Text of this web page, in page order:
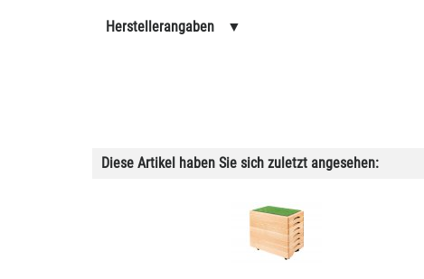
Herstellerangaben ▼
Diese Artikel haben Sie sich zuletzt angesehen: